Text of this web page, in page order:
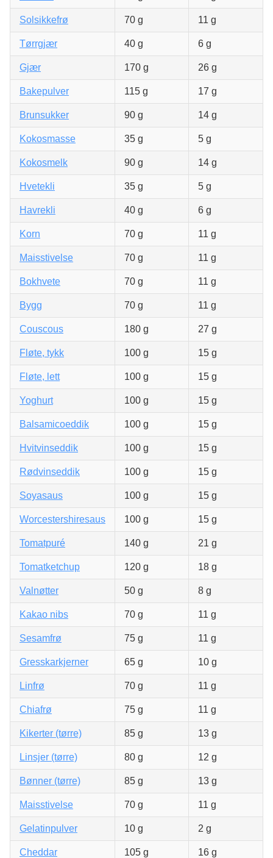
Solsikkefrø 70 g 11 g
Tørrgjær 40 g 6 g
Gjær 170 g 26 g
Bakepulver 115 g 17 g
Brunsukker 90 g 14 g
Kokosmasse 35 g 5 g
Kokosmelk 90 g 14 g
Hvetekli 35 g 5 g
Havrekli 40 g 6 g
Korn 70 g 11 g
Maisstivelse 70 g 11 g
Bokhvete 70 g 11 g
Bygg 70 g 11 g
Couscous 180 g 27 g
Fløte, tykk 100 g 15 g
Fløte, lett 100 g 15 g
Yoghurt 100 g 15 g
Balsamicoeddik 100 g 15 g
Hvitvinseddik 100 g 15 g
Rødvinseddik 100 g 15 g
Soyasaus 100 g 15 g
Worcestershiresaus 100 g 15 g
Tomatpuré 140 g 21 g
Tomatketchup 120 g 18 g
Valnøtter 50 g 8 g
Kakao nibs 70 g 11 g
Sesamfrø 75 g 11 g
Gresskarkjerner 65 g 10 g
Linfrø 70 g 11 g
Chiafrø 75 g 11 g
Kikerter (tørre) 85 g 13 g
Linsjer (tørre) 80 g 12 g
Bønner (tørre) 85 g 13 g
Maisstivelse 70 g 11 g
Gelatinpulver 10 g 2 g
Cheddar 105 g 16 g